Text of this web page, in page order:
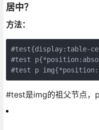
居中？
方法：
#test{display:table-
#test
#test p
#test是img的祖父节点，